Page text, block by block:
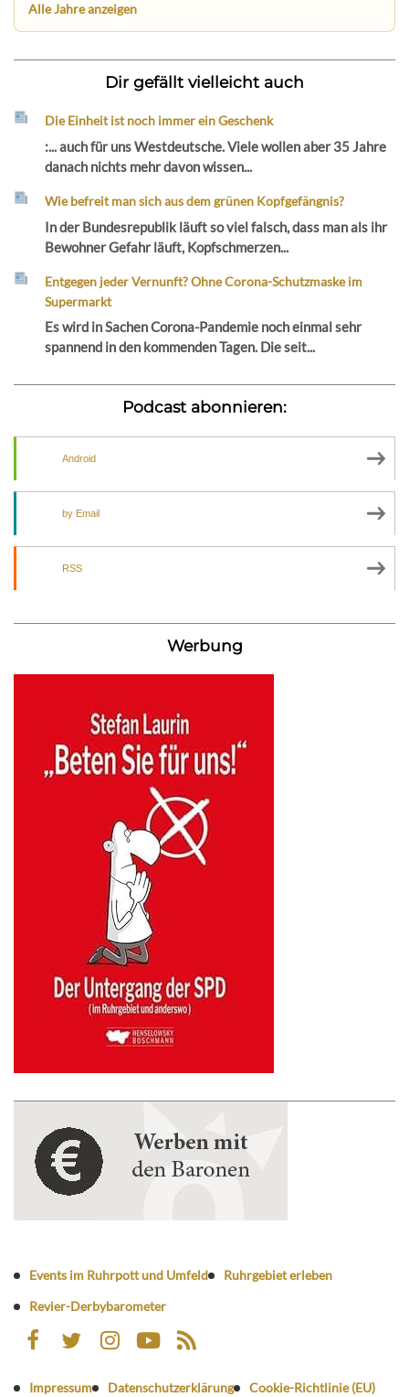
Alle Jahre anzeigen
Dir gefällt vielleicht auch
Die Einheit ist noch immer ein Geschenk
:... auch für uns Westdeutsche. Viele wollen aber 35 Jahre
danach nichts mehr davon wissen...
Wie befreit man sich aus dem grünen Kopfgefängnis?
In der Bundesrepublik läuft so viel falsch, dass man als ihr
Bewohner Gefahr läuft, Kopfschmerzen...
Entgegen jeder Vernunft? Ohne Corona-Schutzmaske im
Supermarkt
Es wird in Sachen Corona-Pandemie noch einmal sehr
spannend in den kommenden Tagen. Die seit...
Podcast abonnieren:
Android
by Email
RSS
Werbung
Events im Ruhrpott und Umfeld
Ruhrgebiet erleben
Revier-Derbybarometer
Impressum Datenschutzerklärung Cookie-Richtlinie (EU)